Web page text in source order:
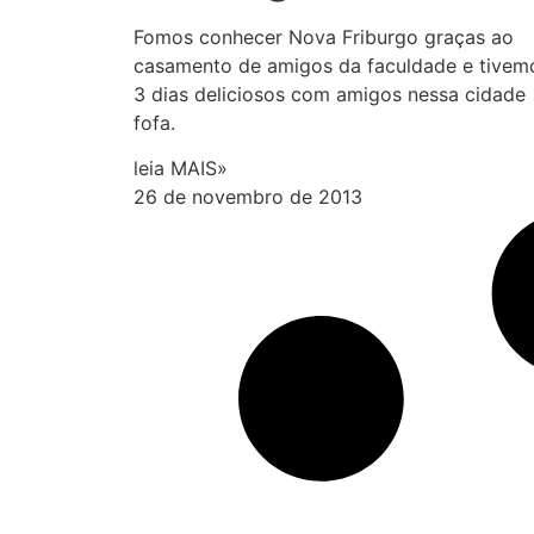
Fomos conhecer Nova Friburgo graças ao
casamento de amigos da faculdade e
3 dias deliciosos com amigos nessa cidade
fofa.
leia MAIS»
26 de novembro de 2013